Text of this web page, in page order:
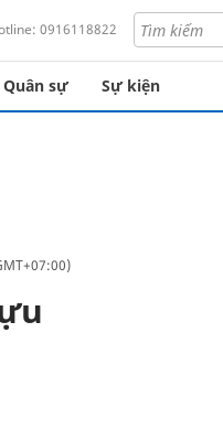
0916118822
Quân sự Sự kiện